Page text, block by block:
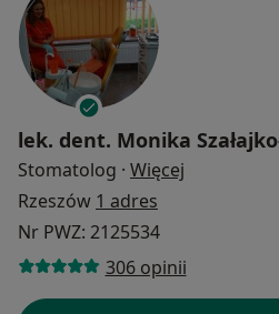
lek. dent. Monika
Stomatolog · Więcej
Rzeszów 1 adres
Nr PWZ: 2125534
306 opinii